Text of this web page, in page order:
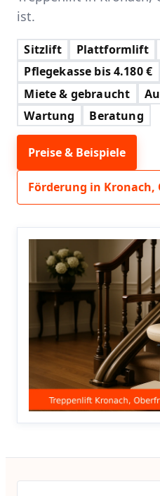
ist.
Sitzlift Plattformlift
Pflegekasse bis 4.180 €
Miete & gebraucht
Wartung
Beratung
Preise & Beispiele
Förderung in Kronach,